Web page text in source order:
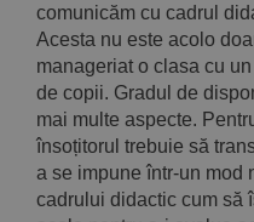
comunicăm cu cadrul
Acesta nu este acolo
manageriat o clasa cu
de copii. Gradul de
mai multe aspecte.
însoțitorul trebuie să
a se impune într-un mod
cadrului didactic cum să